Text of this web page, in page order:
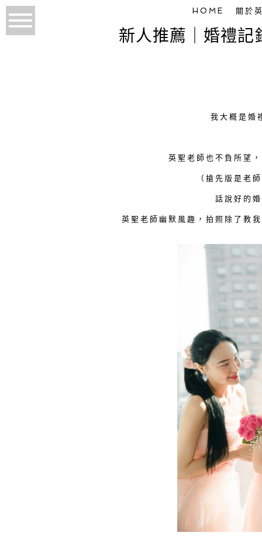
HOME 關於
新人推薦｜婚禮
我大概是婚
英聖老師也不負所望
（搶先版是老
話說好的
英聖老師幽默風趣，拍照除了教